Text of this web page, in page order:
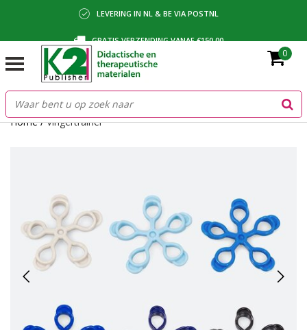
LEVERING IN NL & BE VIA POSTNL
GRATIS VERZENDING VANAF €150,00
BETALING VIA IDEAL, BANCONTACT OF FACTUUR
0
Home/Vingertrainer